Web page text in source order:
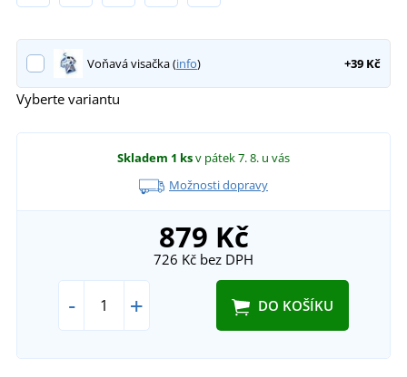
Voňavá visačka (info) +39 Kč
Vyberte variantu
Skladem 1 ksv pátek 7. 8. u vás
Možnosti dopravy
879 Kč
726 Kč bez DPH
- + DO KOŠÍKU